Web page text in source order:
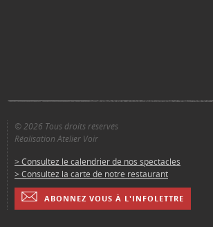
© 2026 Tous droits réservés
Réalisation Atelier Voir
> Consultez le calendrier de nos spectacles
> Consultez la carte de notre restaurant
ABONNEZ VOUS À L'INFOLETTRE